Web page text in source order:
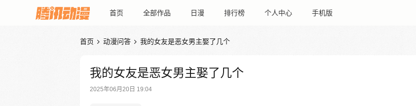
首页 全部作品 日漫 排行榜 个人中心 手机版
首页  动漫问答  我的女友是恶女男主娶了几个
我的女友是恶女男主娶了几个
2025年06月20日 19:04